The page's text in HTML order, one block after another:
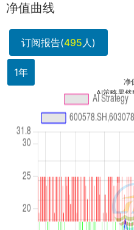
净值曲线
订阅报告(495人)
1年
AI策略果然猛，
净值